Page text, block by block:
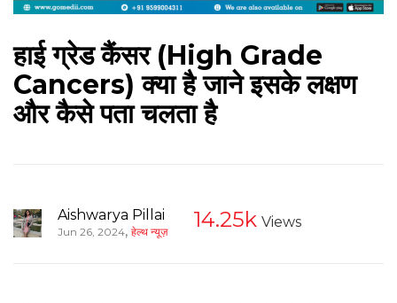
हाई ग्रेड कैंसर (High Grade
Cancers) क्‍या है जाने इसके लक्षण
और कैसे पता चलता है
Aishwarya Pillai
Jun 26, 2024, हेल्थ न्यूज़ 14.25k Views